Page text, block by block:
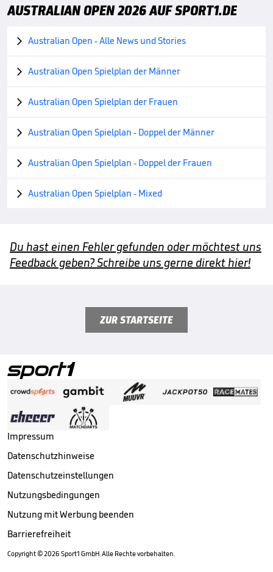
AUSTRALIAN OPEN 2026 AUF SPORT1.DE
 Australian Open - Alle News und Stories
 Australian Open Spielplan der Männer
 Australian Open Spielplan der Frauen
 Australian Open Spielplan - Doppel der Männer
 Australian Open Spielplan - Doppel der Frauen
 Australian Open Spielplan - Mixed
Du hast einen Fehler gefunden oder möchtest uns
Feedback geben? Schreibe uns gerne direkt hier!
ZUR STARTSEITE
Impressum
Datenschutzhinweise
Datenschutzeinstellungen
Nutzungsbedingungen
Nutzung mit Werbung beenden
Barrierefreiheit
Copyright ©2026 Sport1 GmbH. Alle Rechte vorbehalten.